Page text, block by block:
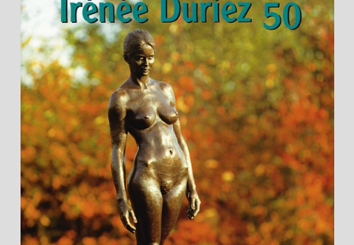
Buch "Irénée Duriez 50" mit Vorwort von Hugo
Brutin (112 Seiten).